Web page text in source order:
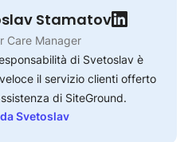
Stamatov
Care Manager
di Svetoslav è
il servizio clienti offerto
di SiteGround.
Svetoslav